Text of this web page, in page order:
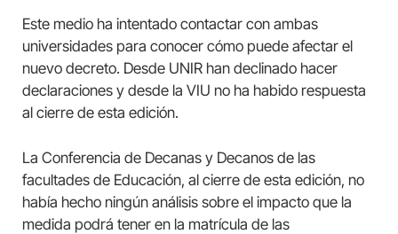
Este medio ha intentado contactar con ambas
universidades para conocer cómo puede afectar el
nuevo decreto. Desde UNIR han declinado hacer
declaraciones y desde la VIU no ha habido respuesta
al cierre de esta edición.
La Conferencia de Decanas y Decanos de las
facultades de Educación, al cierre de esta edición, no
había hecho ningún análisis sobre el impacto que la
medida podrá tener en la matrícula de las